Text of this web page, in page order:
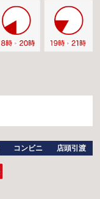
コンビニ 店頭引渡